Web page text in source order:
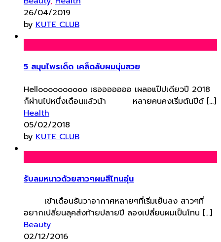
26/04/2019
by KUTE CLUB
5 สมุนไพรเด็ด เคล็ดลับผมนุ่มสวย
Helloooooooooo เธอออออออ เผลอแป๊ปเดียวปี 2018
ก็ผ่านไปหนึ่งเดือนแล้วน้า หลายคนคงเริ่มต้นปีด้ […]
Health
05/02/2018
by KUTE CLUB
รับลมหนาวด้วยสาวๆผมสีโทนอุ่น
เข้าเดือนธันวาอากาศหลายๆที่เริ่มเย็นลง สาวๆที่
อยากเปลี่ยนลุคส่งท้ายปลายปี ลองเปลี่ยนผมเป็นโทน […]
Beauty
02/12/2016